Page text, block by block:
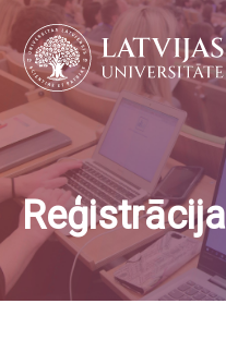
Reģistrācija